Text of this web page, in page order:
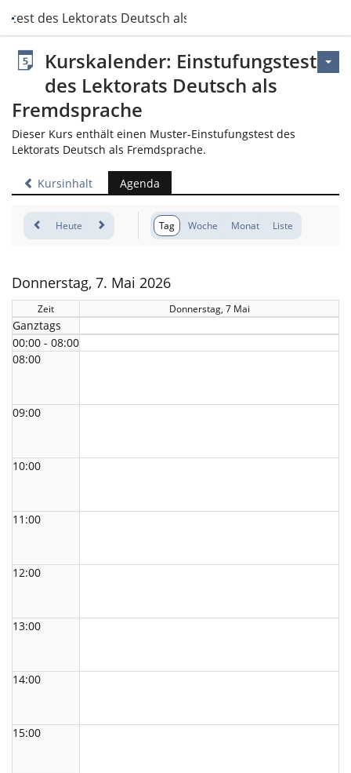
des Lektorats Deutsch als Fremdsprache
Kurskalender: Einstufungstest
des Lektorats Deutsch als
Fremdsprache
Dieser Kurs enthält einen Muster-Einstufungstest des
Lektorats Deutsch als Fremdsprache.
Kursinhalt Agenda
Heute Tag Woche Monat Liste
Donnerstag, 7. Mai 2026
Zeit Donnerstag, 7 Mai
Ganztags
00:00 - 08:00
08:00
09:00
10:00
11:00
12:00
13:00
14:00
15:00